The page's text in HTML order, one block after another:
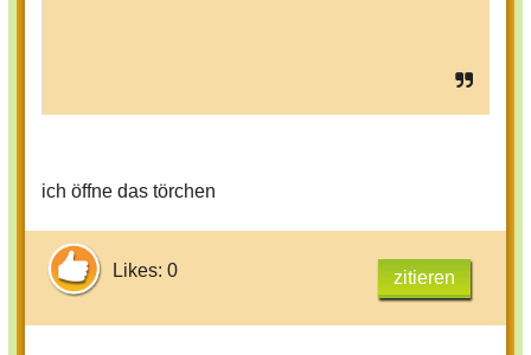
ich öffne das törchen
Likes: 0 zitieren